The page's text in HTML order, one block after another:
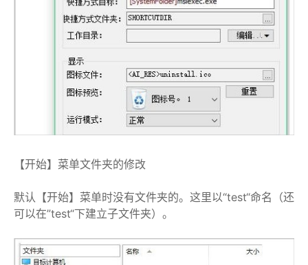
【开始】菜单文件夹的修改
默认【开始】菜单时没有文件夹的。这里以“test“命名（还
可以在”test“下建立子文件夹）。